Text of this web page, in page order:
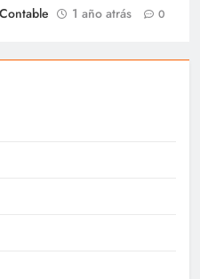
1 año atrás 0